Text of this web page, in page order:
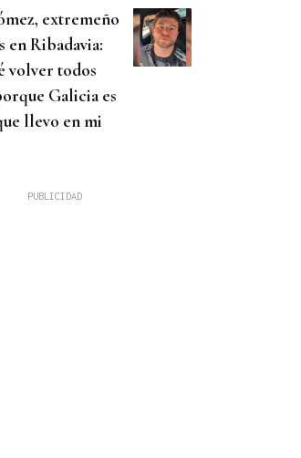
extremeño
en Ribadavia:
volver todos
Galicia es
llevo en mi